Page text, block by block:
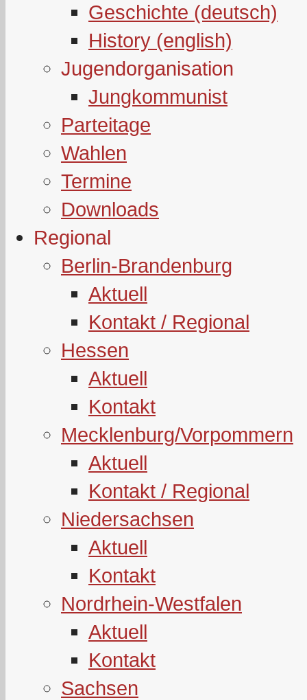
Geschichte (deutsch)
History (english)
Jugendorganisation
Jungkommunist
Parteitage
Wahlen
Termine
Downloads
Regional
Berlin-Brandenburg
Aktuell
Kontakt / Regional
Hessen
Aktuell
Kontakt
Mecklenburg/Vorpommern
Aktuell
Kontakt / Regional
Niedersachsen
Aktuell
Kontakt
Nordrhein-Westfalen
Aktuell
Kontakt
Sachsen